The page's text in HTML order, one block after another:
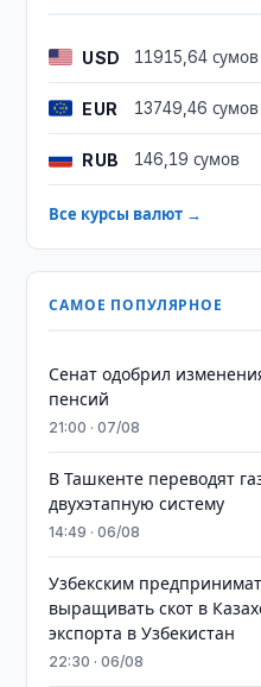
USD 11915,64 сумов
EUR 13749,46 сумов
RUB 146,19 сумов
Все курсы валют →
САМОЕ ПОПУЛЯРНОЕ
Сенат одобрил
пенсий
21:00 · 07/08
В Ташкенте переводят
двухэтапную систему
14:49 · 06/08
Узбекским
выращивать скот в
экспорта в Узбекистан
22:30 · 06/08